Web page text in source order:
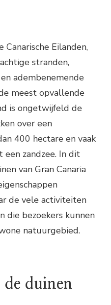
Canarische Eilanden,
stranden,
adembenemende
meest opvallende
is ongetwijfeld de
over een
400 hectare en vaak
zandzee. In dit
van Gran Canaria
de vele activiteiten
die bezoekers kunnen
natuurgebied.
duinen